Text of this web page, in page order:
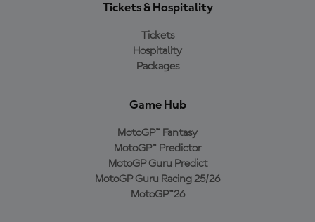
Tickets & Hospitality
Tickets
Hospitality
Packages
Game Hub
MotoGP™ Fantasy
MotoGP™ Predictor
MotoGP Guru Predict
MotoGP Guru Racing 25/26
MotoGP™26